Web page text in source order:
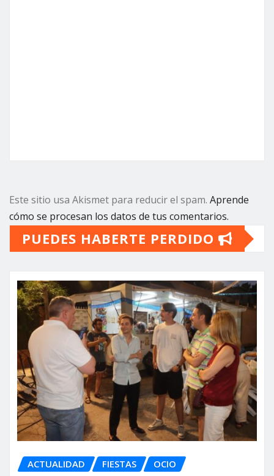
Este sitio usa Akismet para reducir el spam. Aprende
cómo se procesan los datos de tus comentarios.
PUEDES HABERTE PERDIDO
ACTUALIDAD FIESTAS OCIO